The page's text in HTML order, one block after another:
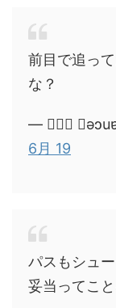
前目で追っ
な？
— ❀❀❀
6月 19
パスもシュ
妥当ってこ